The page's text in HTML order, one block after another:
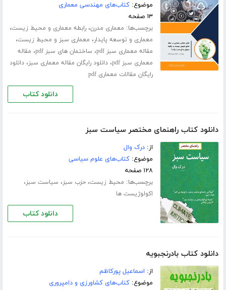
موضوع:کتاب‌های مهندسی معماری
۱۳ صفحه
برچسب‌ها: معماری مدرن،رابطه معماری و محیط زیست،
معماری و توسعه پایدار، معماری سبز و محیط زیست،
مقاله معماری سبز pdf ، ساختمان های سبز pdf ، مقاله
معماری سبز pdf
،دانلود رایگان مقاله معماری سبز،دانلود
رایگان مقالات معماری pdf
دانلود کتاب
دانلود کتاب راهنمای مختصر سیاست سبز
از:درک وال
موضوع:کتاب‌های علوم سیاسی
۱۲۸ صفحه
برچسب‌ها: محیط زیست،حزب سبز، سیاست سبز،
اکولوژیست ها
دانلود کتاب
دانلود کتاب بادرنجبویه
از: اسماعیل پورکاظم
موضوع:کتاب‌های کشاورزی و دامپروری